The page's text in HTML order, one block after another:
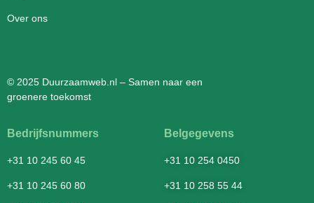
Over ons
© 2025 Duurzaamweb.nl – Samen naar een
groenere toekomst
Bedrijfsnummers
+31 10 245 60 45
+31 10 245 60 80
Belgegevens
+31 10 254 0450
+31 10 258 55 44